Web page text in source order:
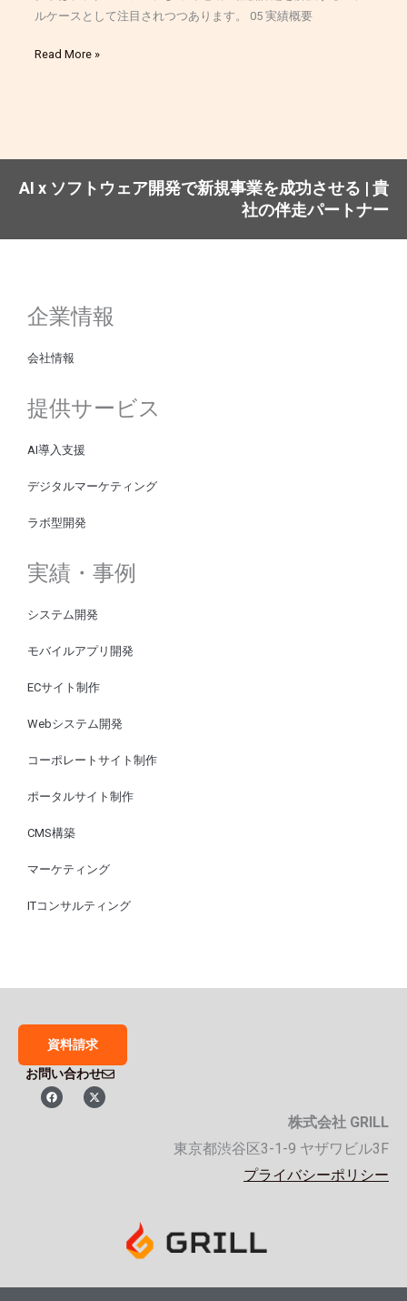
ルケースとして注目されつつあります。 05 実績概要
Read More »
AI x ソフトウェア開発で新規事業を成功させる | 貴
社の伴走パートナー
企業情報
会社情報
提供サービス
AI導入支援
デジタルマーケティング
ラボ型開発
実績・事例
システム開発
モバイルアプリ開発
ECサイト制作
Webシステム開発
コーポレートサイト制作
ポータルサイト制作
CMS構築
マーケティング
ITコンサルティング
資料請求
お問い合わせ
F
a
X
-
株式会社 GRILL
東京都渋谷区3-1-9 ヤザワビル3F
プライバシーポリシー